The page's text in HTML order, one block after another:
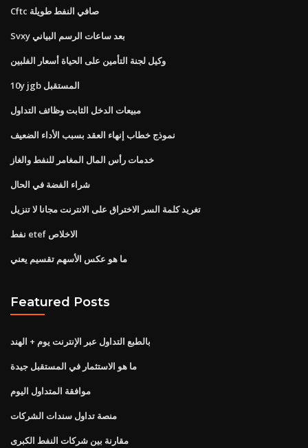
Cftc صافي النفط طويلة
Svxy بعد ساعات الرسم البياني
وكيل لجنة التأمين على الحياة أسعار الفلبين
10y jgb المستقبل
مبيعات الدخل الثابت وظائف التداول
نموذج خطاب إنهاء العقد بسبب الأداء الضعيف
خدمات رأس المال المغامر للنفط والغاز
شراء الفضة في الحال
تغريد كلمة السر الاختراق على الانترنت مجانا لا تنزيل
نفط etef الاخلاص
ما هو عكس الأسهم تقسيم يعني
Featured Posts
بالطبع التداول عبر الإنترنت يوم + الهند
ما هو الاستثمار في المستقبل جيدة
موافقة المتداول اليوم
منصة تداول سندات الشركات
مقارنة بين شركات النفط الكبرى